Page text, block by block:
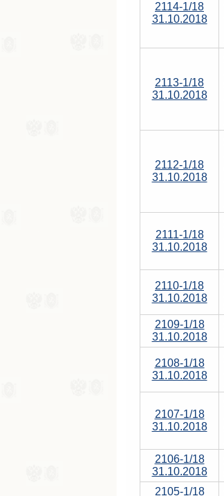
2114-1/18
31.10.2018
2113-1/18
31.10.2018
2112-1/18
31.10.2018
2111-1/18
31.10.2018
2110-1/18
31.10.2018
2109-1/18
31.10.2018
2108-1/18
31.10.2018
2107-1/18
31.10.2018
2106-1/18
31.10.2018
2105-1/18